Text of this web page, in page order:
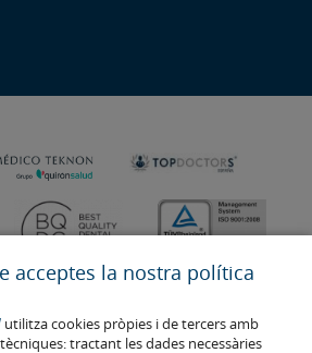
acceptes la nostra política
utilitza cookies pròpies i de tercers amb
tractant les dades necessàries